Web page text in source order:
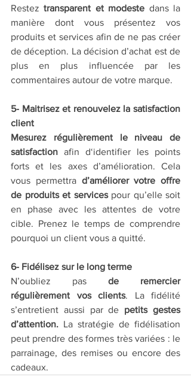
Restez transparent et modeste dans la
manière dont vous présentez vos
produits et services afin de ne pas créer
de déception. La décision d’achat est de
plus en plus influencée par les
commentaires autour de votre marque.
5- Maitrisez et renouvelez la satisfaction
client
Mesurez régulièrement le niveau de
satisfaction afin d‘identifier les points
forts et les axes d’amélioration. Cela
vous permettra d’améliorer votre offre
de produits et services pour qu’elle soit
en phase avec les attentes de votre
cible. Prenez le temps de comprendre
pourquoi un client vous a quitté.
6- Fidélisez sur le long terme
N’oubliez pas de remercier
régulièrement vos clients. La fidélité
s’entretient aussi par de petits gestes
d’attention. La stratégie de fidélisation
peut prendre des formes très variées : le
parrainage, des remises ou encore des
cadeaux.